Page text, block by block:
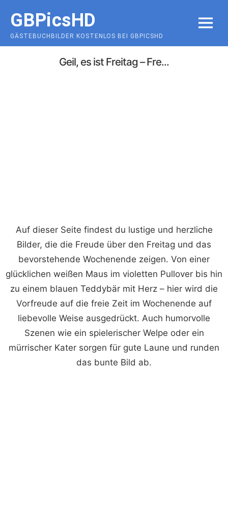
content
GBPicsHD
GÄSTEBUCHBILDER KOSTENLOS BEI GBPICSHD
MENU
Geil, es ist Freitag – Fre...
Auf dieser Seite findest du lustige und herzliche
Bilder, die die Freude über den Freitag und das
bevorstehende Wochenende zeigen. Von einer
glücklichen weißen Maus im violetten Pullover bis hin
zu einem blauen Teddybär mit Herz – hier wird die
Vorfreude auf die freie Zeit im Wochenende auf
liebevolle Weise ausgedrückt. Auch humorvolle
Szenen wie ein spielerischer Welpe oder ein
mürrischer Kater sorgen für gute Laune und runden
das bunte Bild ab.